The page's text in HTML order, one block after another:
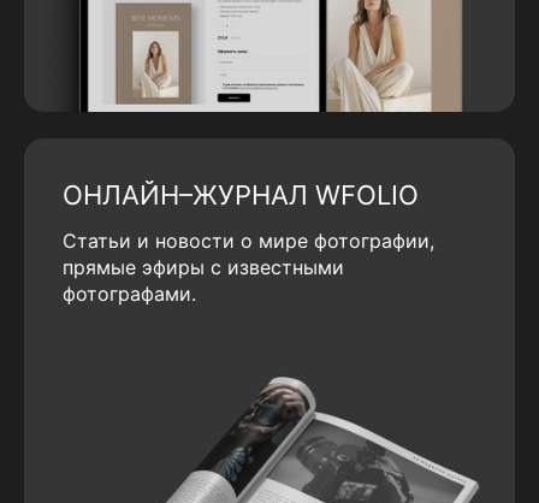
ОНЛАЙН–ЖУРНАЛ WFOLIO
Статьи и новости о мире фотографии,
прямые эфиры с известными
фотографами.